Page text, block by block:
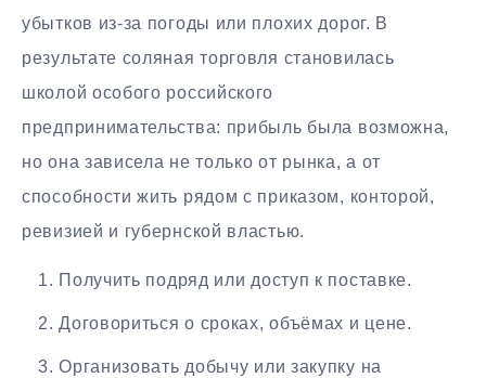
убытков из-за погоды или плохих дорог. В
результате соляная торговля становилась
школой особого российского
предпринимательства: прибыль была возможна,
но она зависела не только от рынка, а от
способности жить рядом с приказом, конторой,
ревизией и губернской властью.
Получить подряд или доступ к поставке.
Договориться о сроках, объёмах и цене.
Организовать добычу или закупку на